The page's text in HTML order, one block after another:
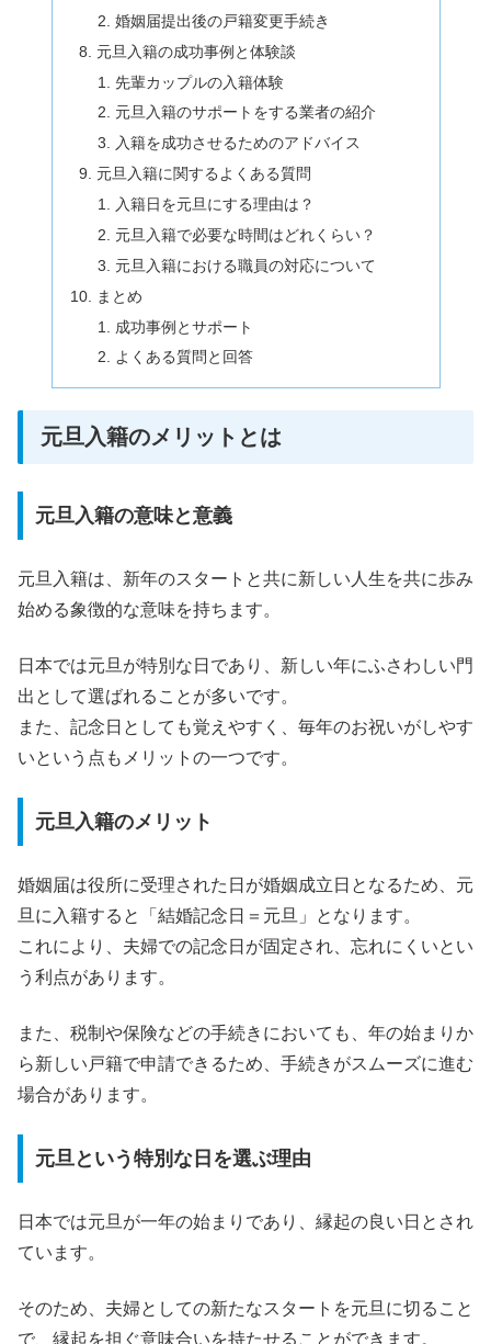
婚姻届提出後の戸籍変更手続き
元旦入籍の成功事例と体験談
先輩カップルの入籍体験
元旦入籍のサポートをする業者の紹介
入籍を成功させるためのアドバイス
元旦入籍に関するよくある質問
入籍日を元旦にする理由は？
元旦入籍で必要な時間はどれくらい？
元旦入籍における職員の対応について
まとめ
成功事例とサポート
よくある質問と回答
元旦入籍のメリットとは
元旦入籍の意味と意義
元旦入籍は、新年のスタートと共に新しい人生を共に歩み
始める象徴的な意味を持ちます。
日本では元旦が特別な日であり、新しい年にふさわしい門
出として選ばれることが多いです。
また、記念日としても覚えやすく、毎年のお祝いがしやす
いという点もメリットの一つです。
元旦入籍のメリット
婚姻届は役所に受理された日が婚姻成立日となるため、元
旦に入籍すると「結婚記念日＝元旦」となります。
これにより、夫婦での記念日が固定され、忘れにくいとい
う利点があります。
また、税制や保険などの手続きにおいても、年の始まりか
ら新しい戸籍で申請できるため、手続きがスムーズに進む
場合があります。
元旦という特別な日を選ぶ理由
日本では元旦が一年の始まりであり、縁起の良い日とされ
ています。
そのため、夫婦としての新たなスタートを元旦に切ること
で、縁起を担ぐ意味合いを持たせることができます。